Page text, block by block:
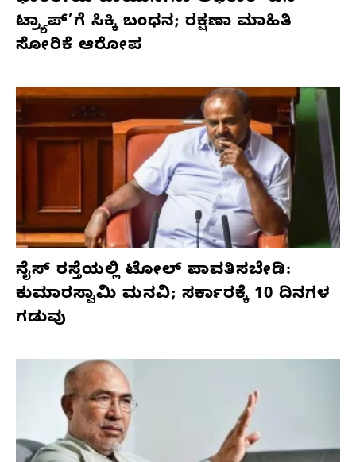
ಟ್ರ್ಯಾಪ್’ಗೆ ಸಿಕ್ಕಿ ಬಂಧನ; ರಕ್ಷಣಾ ಮಾಹಿತಿ
ಸೋರಿಕೆ ಆರೋಪ
ನೈಸ್ ರಸ್ತೆಯಲ್ಲಿ ಟೋಲ್ ಪಾವತಿಸಬೇಡಿ:
ಕುಮಾರಸ್ವಾಮಿ ಮನವಿ; ಸರ್ಕಾರಕ್ಕೆ 10 ದಿನಗಳ
ಗಡುವು